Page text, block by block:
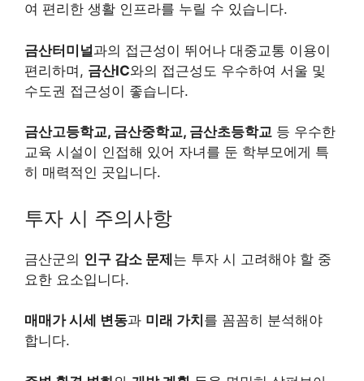
여 편리한 생활 인프라를 누릴 수 있습니다.
금산터미널과의 접근성이 뛰어나 대중교통 이용이
편리하며, 금산IC와의 접근성도 우수하여 서울 및
수도권 접근성이 좋습니다.
금산고등학교, 금산중학교, 금산초등학교 등 우수한
교육 시설이 인접해 있어 자녀를 둔 학부모에게 특
히 매력적인 곳입니다.
투자 시 주의사항
금산군의 인구 감소 문제는 투자 시 고려해야 할 중
요한 요소입니다.
매매가 시세 변동과 미래 가치 를 꼼꼼히 분석해야
합니다.